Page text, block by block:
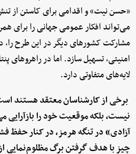
«حسن نیت» و اقدامی برای کاستن از
می‌تواند افکار عمومی جهانی را برای
مشارکت کشورهای دیگر در این طرح را،
امنیتی، تسهیل سازد. اما در راهروهای
لایه‌های متفاوتی دارد.
برخی از کارشناسان معتقد هستند
نیست، بلکه موقعیت خود را بازآرایی
آزادی» در تنگه هرمز، در کنار حفظ
چیز با هدف گرفتن برگ